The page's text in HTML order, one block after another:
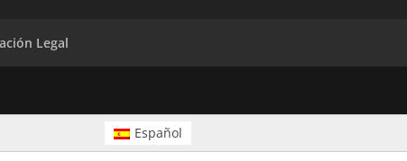
Legal
Español